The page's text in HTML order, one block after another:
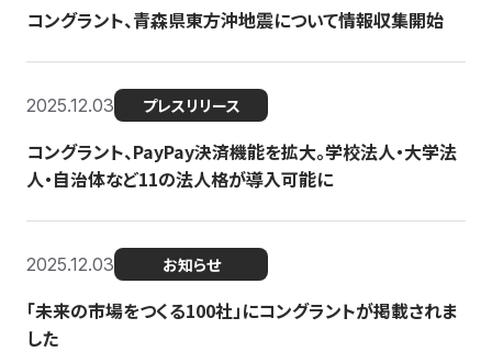
コングラント、青森県東方沖地震について情報収集開始
2025.12.03 プレスリリース
コングラント、PayPay決済機能を拡大。学校法人・大学法
人・自治体など11の法人格が導入可能に
2025.12.03 お知らせ
「未来の市場をつくる100社」にコングラントが掲載されま
した